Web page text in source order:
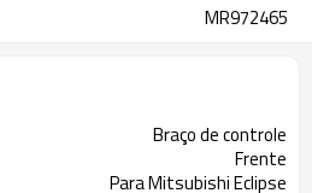
MR972465
Braço de controle
Frente
Para Mitsubishi Eclipse